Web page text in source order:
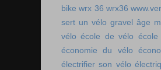
bike wrx 36 wrx36
sert un vélo gravel âge
vélo école de vélo école
économie du vélo
électrifier son vélo